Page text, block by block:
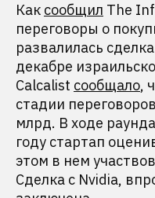
Как сообщил The
переговоры о
развалилась
декабре
Calcalist сообщало,
стадии
млрд. В ходе
году стартап
этом в нем
Сделка c Nvidia,